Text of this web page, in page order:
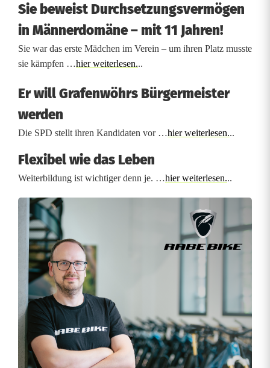
c
h
-
C
r
a
s
h
a
u
7
0
Sie beweist Durchsetzungsvermögen
in Männerdomäne – mit 11 Jahren!
Sie war das erste Mädchen im Verein – um ihren Platz musste
sie kämpfen …hier weiterlesen...
Er will Grafenwöhrs Bürgermeister
werden
Die SPD stellt ihren Kandidaten vor …hier weiterlesen...
Flexibel wie das Leben
Weiterbildung ist wichtiger denn je. …hier weiterlesen...